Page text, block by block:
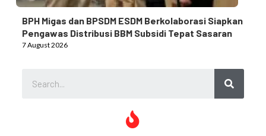
BPH Migas dan BPSDM ESDM Berkolaborasi Siapkan
Pengawas Distribusi BBM Subsidi Tepat Sasaran
7 August 2026